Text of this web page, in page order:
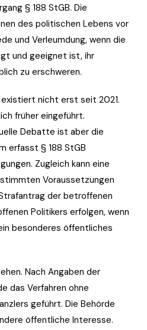
§ 188 StGB. Die
des politischen Lebens vor
und Verleumdung, wenn die
und geeignet ist, ihr
zu erschweren.
nicht erst seit 2021.
früher eingeführt.
Debatte ist aber die
erfasst § 188 StGB
Zugleich kann eine
Voraussetzungen
der betroffenen
Politikers erfolgen, wenn
besonderes öffentliches
Nach Angaben der
das Verfahren ohne
geführt. Die Behörde
öffentliche Interesse.